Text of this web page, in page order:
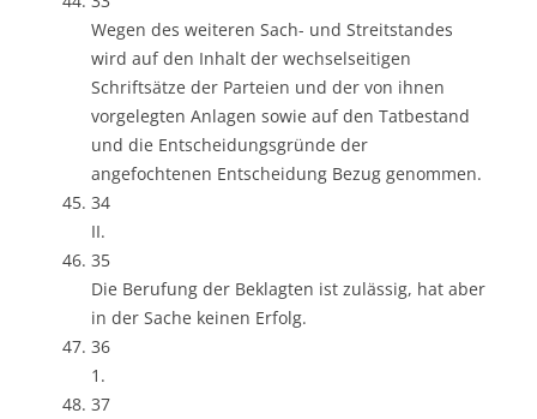
Wegen des weiteren Sach- und Streitstandes
wird auf den Inhalt der wechselseitigen
Schriftsätze der Parteien und der von ihnen
vorgelegten Anlagen sowie auf den Tatbestand
und die Entscheidungsgründe der
angefochtenen Entscheidung Bezug genommen.
34
II.
35
Die Berufung der Beklagten ist zulässig, hat aber
in der Sache keinen Erfolg.
36
1.
37